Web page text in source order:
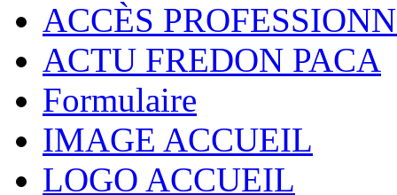
ACCÈS
ACTU FREDON PACA
Formulaire
IMAGE ACCUEIL
LOGO ACCUEIL